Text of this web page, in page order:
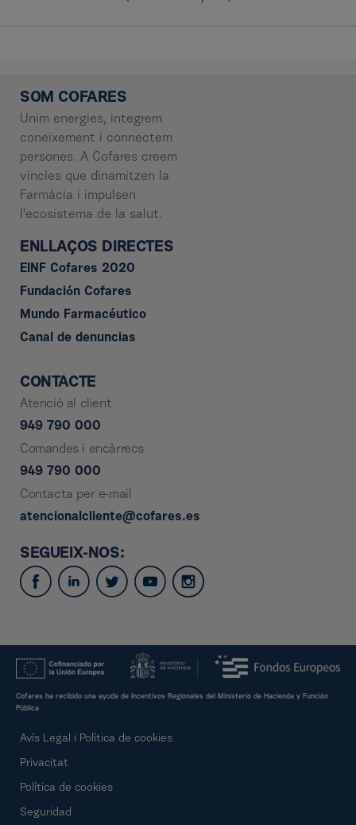
SOM COFARES
Unim energies, integrem
coneixement i connectem
persones. A Cofares creem
vincles que dinamitzen la
Farmàcia i impulsen
l'ecosistema de la salut.
ENLLAÇOS DIRECTES
EINF Cofares 2020
Fundación Cofares
Mundo Farmacéutico
Canal de denuncias
CONTACTE
Atenció al client
949 790 000
Comandes i encàrrecs
949 790 000
Contacta per e-mail
atencionalcliente@cofares.es
SEGUEIX-NOS:
Cofares ha recibido una ayuda de Incentivos Regionales del Ministerio de Hacienda y Función
Pública
Avís Legal i Política de cookies
Privacitat
Política de cookies
Seguridad